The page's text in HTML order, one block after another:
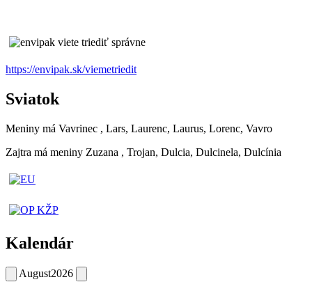
https://envipak.sk/viemetriedit
Sviatok
Meniny má Vavrinec , Lars, Laurenc, Laurus, Lorenc, Vavro
Zajtra má meniny Zuzana , Trojan, Dulcia, Dulcinela, Dulcínia
Kalendár
August2026